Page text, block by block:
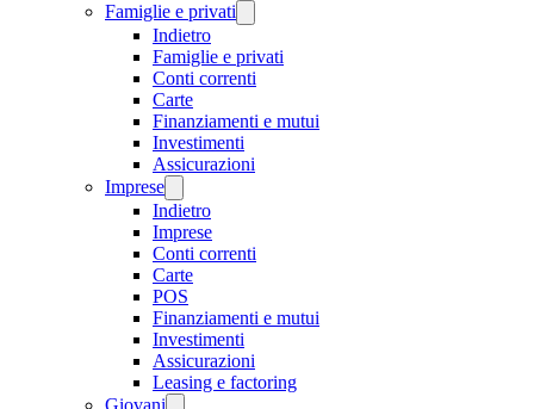
Famiglie e privati
Indietro
Famiglie e privati
Conti correnti
Carte
Finanziamenti e mutui
Investimenti
Assicurazioni
Imprese
Indietro
Imprese
Conti correnti
Carte
POS
Finanziamenti e mutui
Investimenti
Assicurazioni
Leasing e factoring
Giovani